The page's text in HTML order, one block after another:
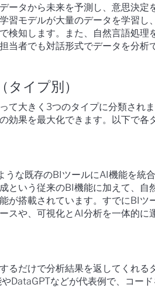
ータから未来を予測し、意思決定
習モデルが大量のデータを学習し
検知します。また、自然言語処理
当者でも対話形式でデータを分析
イプ別）
て大きく3つのタイプに分類され
効果を最大化できます。以下で各
な既存のBIツールにAI機能を統
という従来のBI機能に加えて、自
が搭載されています。すでにBIツ
スや、可視化とAI分析を一体的に
るだけで分析結果を返してくれる
DataGPTなどが代表例で、コー